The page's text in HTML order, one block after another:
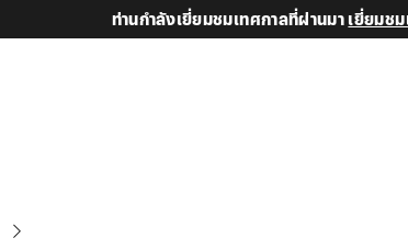
ท่านกำลังเยี่ยมชมเทศกาลที่ผ่านมา เยี่ยมช